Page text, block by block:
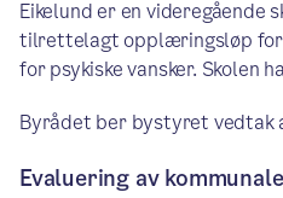
Eikelund er en videregående
tilrettelagt opplæringsløp for
for psykiske vansker. Skolen
Byrådet ber bystyret vedtak
Evaluering av